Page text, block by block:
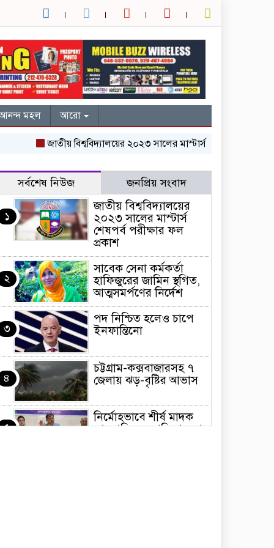
মহল আরো
জাতীয় বিশ্ববিদ্যালয়ের ২০২৩ সালের মাস্টার্স শেষপর্ব পরীক্ষার ফল
সর্বশেষ নিউজ জনপ্রিয় সংবাদ
১
জাতীয় বিশ্ববিদ্যালয়ের
২০২৩ সালের মাস্টার্স
শেষপর্ব পরীক্ষার ফল
প্রকাশ
২
সাবেক সেনা কর্মকর্তা
হাফিজুরের জামিন স্থগিত,
আত্মসমর্পণের নির্দেশ
৩
পদ নিশ্চিত হলেও চাপে
ইনফান্তিনো
৪
চট্টগ্রাম-কক্সবাজারসহ ৭
জেলায় ঝড়-বৃষ্টির আভাস
৫
নির্মোহভাবে শীর্ষ মাদক
কারবারিদের তালিকা করা